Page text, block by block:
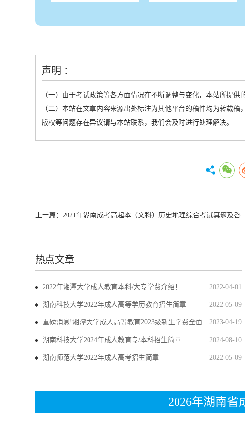
声明 ：
（一）由于考试政策等各方面情况在不断调整与变化，本站所提供
（二）本站在文章内容来源出处标注为其他平台的稿件均为转载
版权等问题存在异议请与本站联系，我们会及时进行处理解决。
上一篇： 2021年湖南成考高起本（文科）历史地理综合考试真题及答案解析
热点文章
2022-04-01
2022年湘潭大学成人教育本科/大专学费介绍！
2022-05-09
湖南科技大学2022年成人高等学历教育招生简章
2023-04-19
重磅消息!湘潭大学成人高等教育2023级新生学费全面上调
2024-08-10
湖南科技大学2024年成人教育专/本科招生简章
2022-05-09
湖南师范大学2022年成人高考招生简章
2026年湖南省